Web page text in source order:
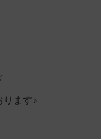
ります♪